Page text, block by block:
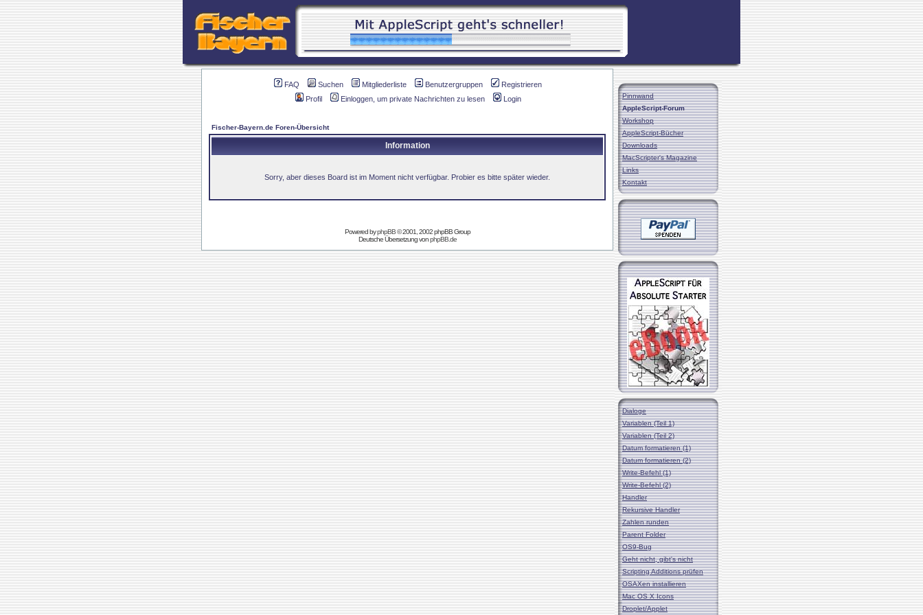
FAQ Suchen Mitgliederliste Benutzergruppen
Registrieren
Profil
Einloggen, um private Nachrichten zu lesen Login
Fischer-Bayern.de Foren-Übersicht
Information
Sorry, aber dieses Board ist im Moment nicht verfügbar. Probier es bitte später wieder.
Powered byphpBB© 2001, 2002 phpBB Group
Deutsche Übersetzung vonphpBB.de
Pinnwand
AppleScript-Forum
Workshop
AppleScript-Bücher
Downloads
MacScripter's Magazine
Links
Kontakt
Dialoge
Variablen (Teil 1)
Variablen (Teil 2)
Datum formatieren (1)
Datum formatieren (2)
Write-Befehl (1)
Write-Befehl (2)
Handler
Rekursive Handler
Zahlen runden
Parent Folder
OS9-Bug
Geht nicht, gibt's nicht
Scripting Additions prüfen
OSAXen installieren
Mac OS X Icons
Droplet/Applet